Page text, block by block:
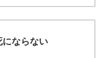
ならない